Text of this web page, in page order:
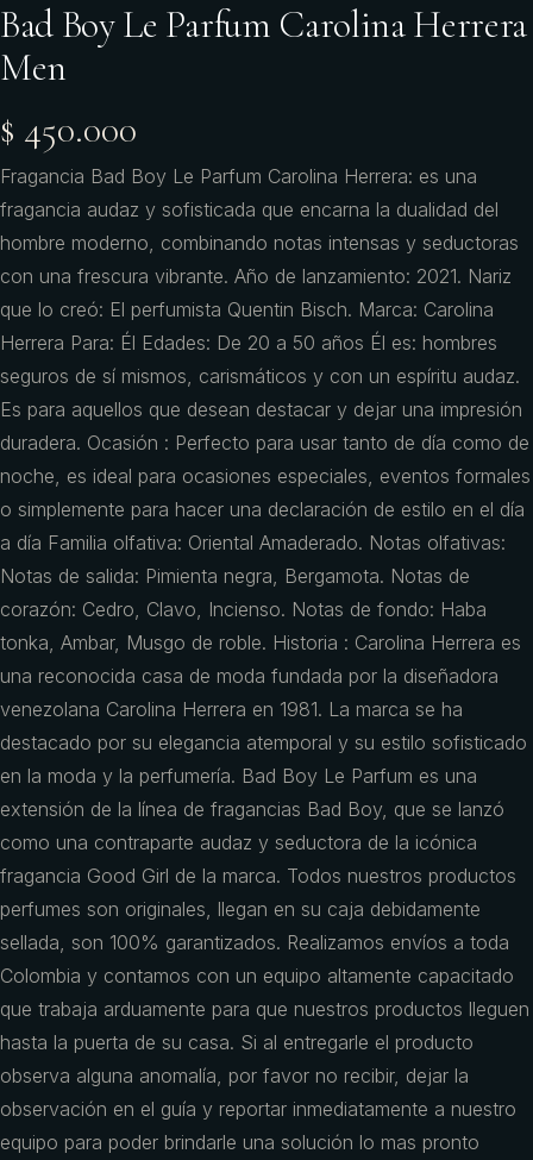
Bad Boy Le Parfum Carolina Herrera
Men
$ 450.000
Fragancia Bad Boy Le Parfum Carolina Herrera: es una
fragancia audaz y sofisticada que encarna la dualidad del
hombre moderno, combinando notas intensas y seductoras
con una frescura vibrante. Año de lanzamiento: 2021. Nariz
que lo creó: El perfumista Quentin Bisch. Marca: Carolina
Herrera Para: Él Edades: De 20 a 50 años Él es: hombres
seguros de sí mismos, carismáticos y con un espíritu audaz.
Es para aquellos que desean destacar y dejar una impresión
duradera. Ocasión : Perfecto para usar tanto de día como de
noche, es ideal para ocasiones especiales, eventos formales
o simplemente para hacer una declaración de estilo en el día
a día Familia olfativa: Oriental Amaderado. Notas olfativas:
Notas de salida: Pimienta negra, Bergamota. Notas de
corazón: Cedro, Clavo, Incienso. Notas de fondo: Haba
tonka, Ambar, Musgo de roble. Historia : Carolina Herrera es
una reconocida casa de moda fundada por la diseñadora
venezolana Carolina Herrera en 1981. La marca se ha
destacado por su elegancia atemporal y su estilo sofisticado
en la moda y la perfumería. Bad Boy Le Parfum es una
extensión de la línea de fragancias Bad Boy, que se lanzó
como una contraparte audaz y seductora de la icónica
fragancia Good Girl de la marca. Todos nuestros productos
perfumes son originales, llegan en su caja debidamente
sellada, son 100% garantizados. Realizamos envíos a toda
Colombia y contamos con un equipo altamente capacitado
que trabaja arduamente para que nuestros productos lleguen
hasta la puerta de su casa. Si al entregarle el producto
observa alguna anomalía, por favor no recibir, dejar la
observación en el guía y reportar inmediatamente a nuestro
equipo para poder brindarle una solución lo mas pronto